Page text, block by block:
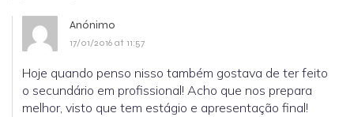
Anónimo
17/01/2016 at 11:57
Hoje quando penso nisso também gostava de ter feito
o secundário em profissional! Acho que nos prepara
melhor, visto que tem estágio e apresentação final!